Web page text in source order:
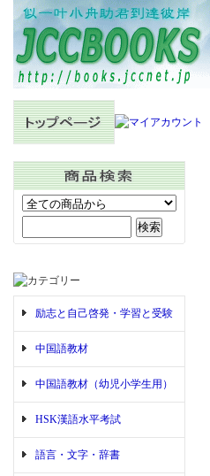
励志と自己啓発・学習と受験
中国語教材
中国語教材（幼児小学生用）
HSK漢語水平考試
語言・文字・辞書